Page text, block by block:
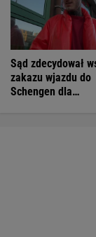
Sąd zdecydował
zakazu wjazdu do
Schengen dla